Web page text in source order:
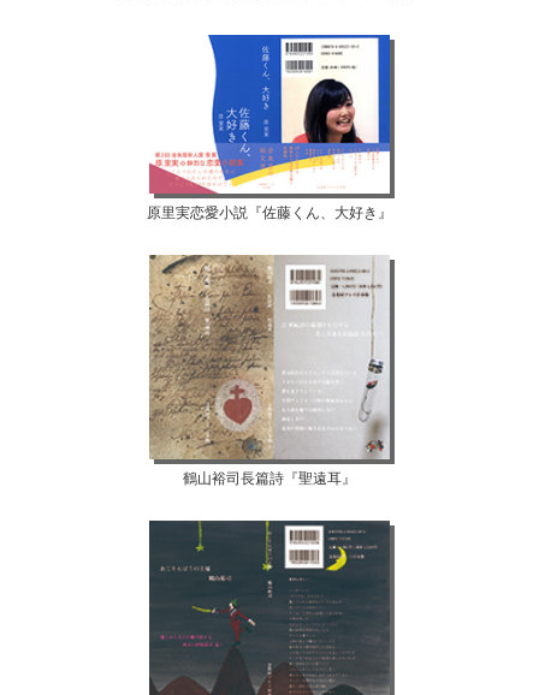
原里実恋愛小説『佐藤くん、大好き』
鶴山裕司長篇詩『聖遠耳』